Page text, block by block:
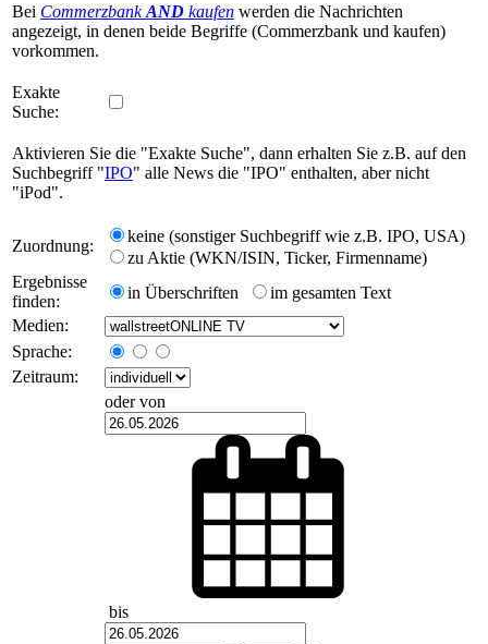
Bei CommerzbankAND kaufen werden die Nachrichten
angezeigt, in denen beide Begriffe (Commerzbank und kaufen)
vorkommen.
Exakte
Suche:
Aktivieren Sie die "Exakte Suche", dann erhalten Sie z.B. auf den
Suchbegriff "IPO" alle News die "IPO" enthalten, aber nicht
"iPod".
Zuordnung:
keine (sonstiger Suchbegriff wie z.B. IPO, USA)
zu Aktie (WKN/ISIN, Ticker, Firmenname)
Ergebnisse
finden:
in Überschriften
im gesamten Text
Medien:
Sprache:
Zeitraum:
oder von
bis